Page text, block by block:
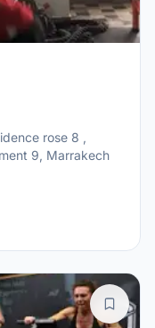
rose 8 ,
9, Marrakech